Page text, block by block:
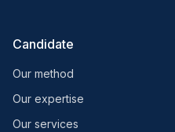
Candidate
Our method
Our expertise
Our services